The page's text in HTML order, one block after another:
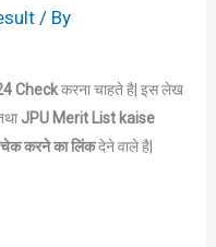
/ By
Checkकरना चाहते है| इस लेख
JPU Merit List kaise
चेक करने का लिंकदेने वाले है|